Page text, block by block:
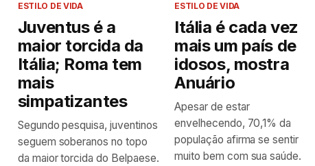
ESTILO DE VIDA
Juventus é a
maior torcida da
Itália; Roma tem
mais
simpatizantes
Segundo pesquisa, juventinos
seguem soberanos no topo
da maior torcida do Belpaese.
ESTILO DE VIDA
Itália é cada vez
mais um país de
idosos, mostra
Anuário
Apesar de estar
envelhecendo, 70,1% da
população afirma se sentir
muito bem com sua saúde.